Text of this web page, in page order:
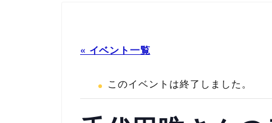
« イベント一覧
このイベントは終了しました。